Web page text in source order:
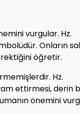
vurgular. Hz.
Onların
öğretir.
Hz.
ettirmesi, derin
önemini